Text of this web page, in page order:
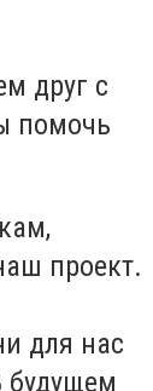
друг с
помочь
проект.
для нас
будущем